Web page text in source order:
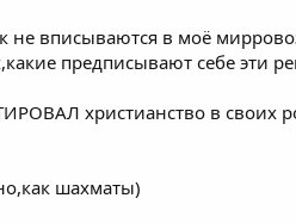
вписываются в моё
предписывают себе эти
христианство в своих
шахматы)